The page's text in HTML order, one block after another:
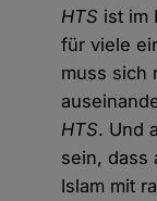
HTS ist im
für viele
muss sich
HTS. Und
sein, dass
Islam mit